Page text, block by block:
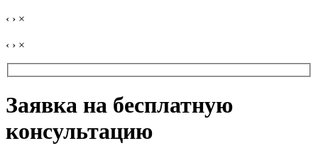
‹ › ×
‹ › ×
Заявка на бесплатную
консультацию